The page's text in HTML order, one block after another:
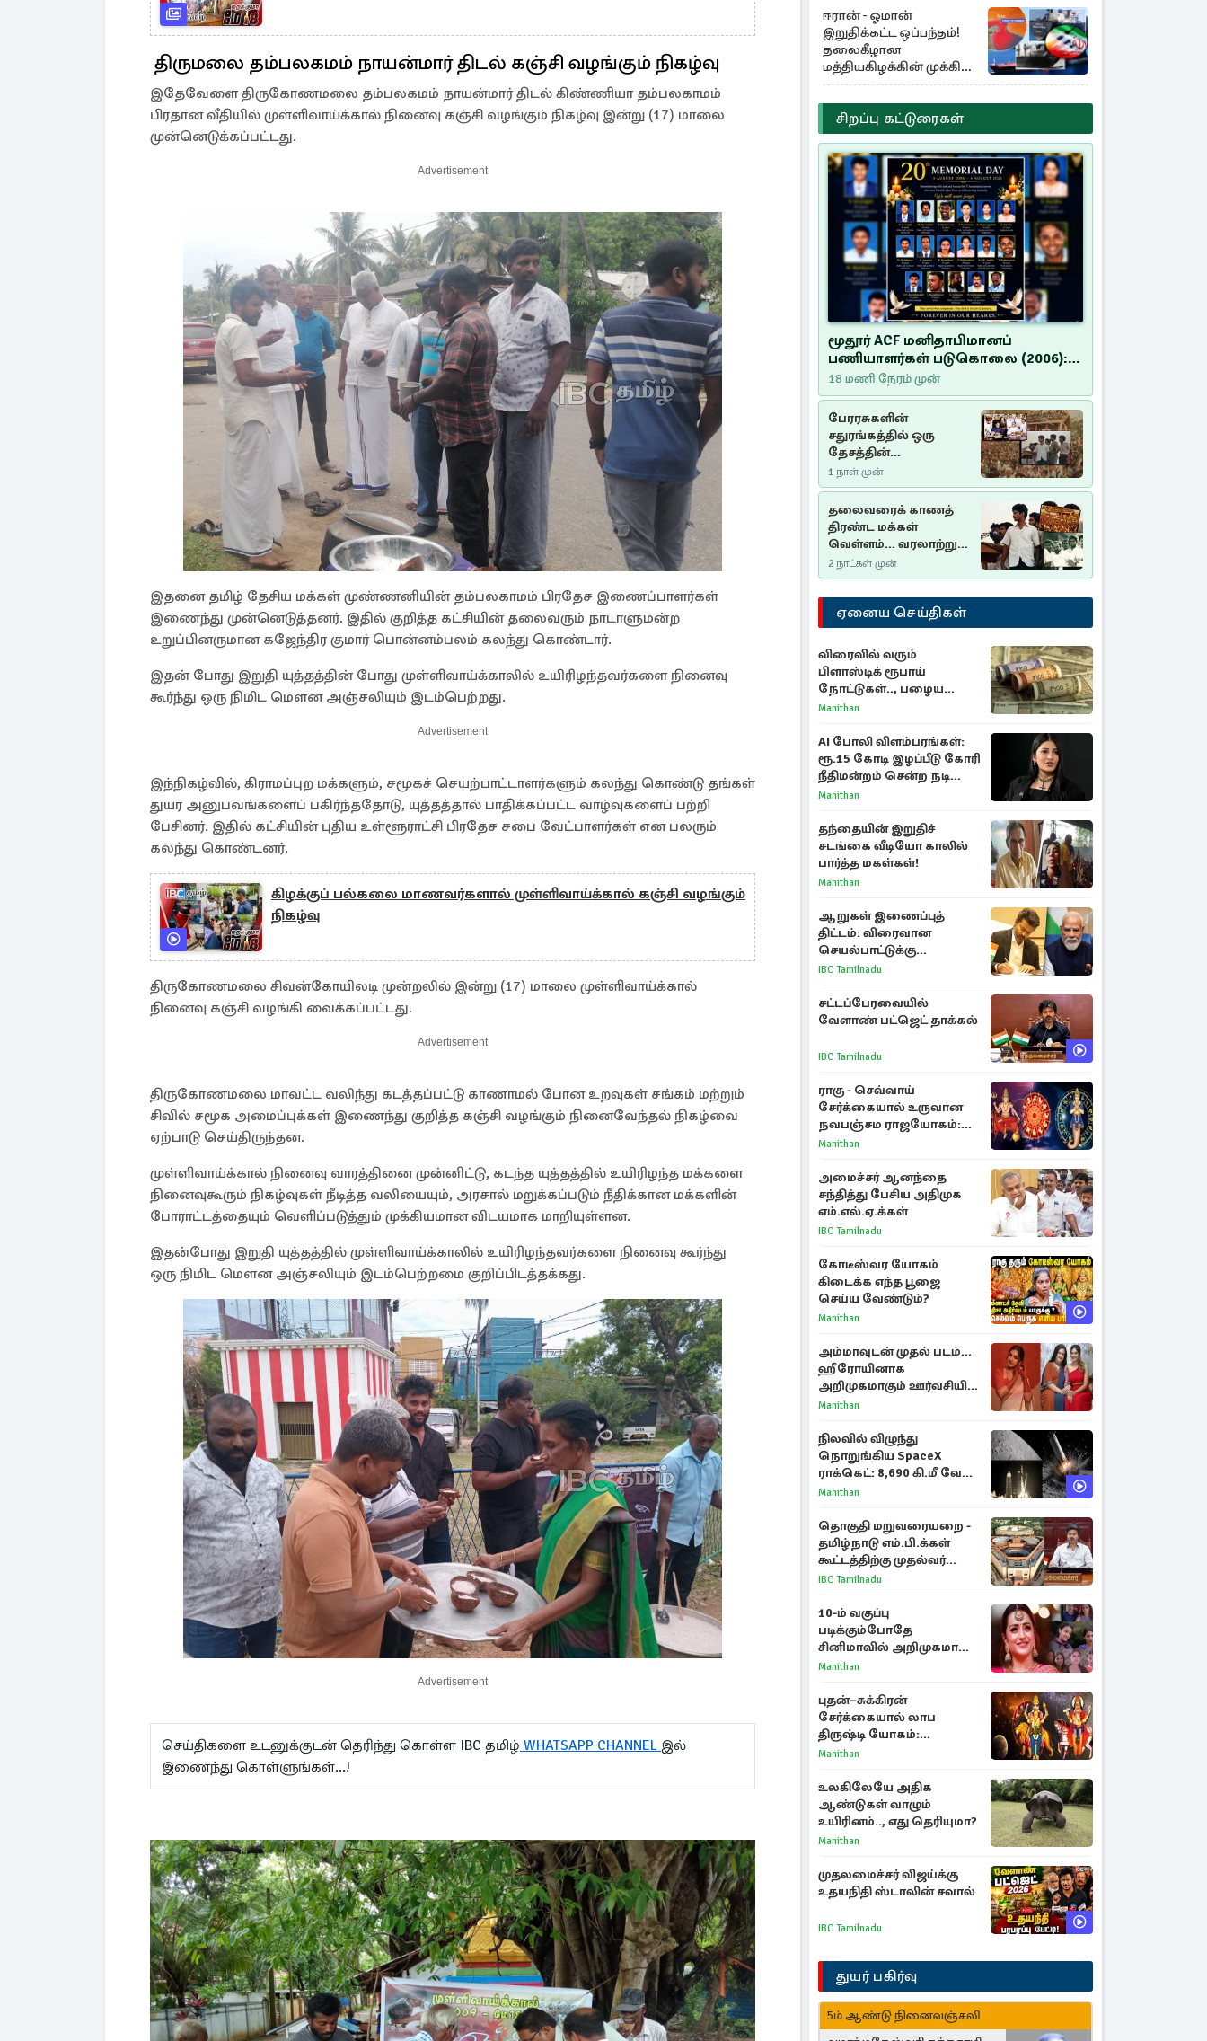
திருமலை தம்பலகமம் நாயன்மார் திடல் கஞ்சி வழங்கும் நிகழ்வு
இதேவேளை திருகோணமலை தம்பலகமம் நாயன்மார் திடல் கிண்ணியா தம்பலகாமம்
பிரதான வீதியில் முள்ளிவாய்க்கால் நினைவு கஞ்சி வழங்கும் நிகழ்வு இன்று (17) மாலை
முன்னெடுக்கப்பட்டது.
Advertisement
இதனை தமிழ் தேசிய மக்கள் முண்ணனியின் தம்பலகாமம் பிரதேச இணைப்பாளர்கள்
இணைந்து முன்னெடுத்தனர். இதில் குறித்த கட்சியின் தலைவரும் நாடாளுமன்ற
உறுப்பினருமான கஜேந்திர குமார் பொன்னம்பலம் கலந்து கொண்டார்.
இதன் போது இறுதி யுத்தத்தின் போது முள்ளிவாய்க்காலில் உயிரிழந்தவர்களை நினைவு
கூர்ந்து ஒரு நிமிட மௌன அஞ்சலியும் இடம்பெற்றது.
Advertisement
இந்நிகழ்வில், கிராமப்புற மக்களும், சமூகச் செயற்பாட்டாளர்களும் கலந்து கொண்டு தங்கள்
துயர அனுபவங்களைப் பகிர்ந்ததோடு, யுத்தத்தால் பாதிக்கப்பட்ட வாழ்வுகளைப் பற்றி
பேசினர். இதில் கட்சியின் புதிய உள்ளூராட்சி பிரதேச சபை வேட்பாளர்கள் என பலரும்
கலந்து கொண்டனர்.
கிழக்குப் பல்கலை மாணவர்களால் முள்ளிவாய்க்கால் கஞ்சி வழங்கும்
நிகழ்வு
திருகோணமலை சிவன்கோயிலடி முன்றலில் இன்று (17) மாலை முள்ளிவாய்க்கால்
நினைவு கஞ்சி வழங்கி வைக்கப்பட்டது.
Advertisement
திருகோணமலை மாவட்ட வலிந்து கடத்தப்பட்டு காணாமல் போன உறவுகள் சங்கம் மற்றும்
சிவில் சமூக அமைப்புக்கள் இணைந்து குறித்த கஞ்சி வழங்கும் நினைவேந்தல் நிகழ்வை
ஏற்பாடு செய்திருந்தன.
முள்ளிவாய்க்கால் நினைவு வாரத்தினை முன்னிட்டு, கடந்த யுத்தத்தில் உயிரிழந்த மக்களை
நினைவுகூரும் நிகழ்வுகள் நீடித்த வலியையும், அரசால் மறுக்கப்படும் நீதிக்கான மக்களின்
போராட்டத்தையும் வெளிப்படுத்தும் முக்கியமான விடயமாக மாறியுள்ளன.
இதன்போது இறுதி யுத்தத்தில் முள்ளிவாய்க்காலில் உயிரிழந்தவர்களை நினைவு கூர்ந்து
ஒரு நிமிட மௌன அஞ்சலியும் இடம்பெற்றமை குறிப்பிடத்தக்கது.
Advertisement
செய்திகளை உடனுக்குடன் தெரிந்து கொள்ள IBC தமிழ் WHATSAPP CHANNEL இல்
இணைந்து கொள்ளுங்கள்...!
ஈரான் - ஓமான்
இறுதிக்கட்ட ஒப்பந்தம்!
தலைகீழான
மத்தியகிழக்கின் முக்கிய
பங்கு குறியீடுகள்
சிறப்பு கட்டுரைகள்
மூதூர் ACF மனிதாபிமானப்
பணியாளர்கள் படுகொலை (2006):
20 ஆண்டுகளாகியும் நீதி
மறுக்கப்பட்ட மனிதாபிமானப்
பேரவலம்
18 மணி நேரம் முன்
பேரரசுகளின்
சதுரங்கத்தில் ஒரு
தேசத்தின்
தீர்க்கதரிசனம் :
சுதுமலை பிரகடனம்
ஒரு வரலாற்றுப் பாடம்
1 நாள் முன்
தலைவரைக் காணத்
திரண்ட மக்கள்
வெள்ளம்... வரலாற்றுச்
சிறப்புமிக்க சுதுமலைப்
பிரகடனம்…
2 நாட்கள் முன்
ஏனைய செய்திகள்
விரைவில் வரும்
பிளாஸ்டிக் ரூபாய்
நோட்டுகள்.., பழைய
காகித நோட்டுகள்
Manithan
AI போலி விளம்பரங்கள்:
ரூ.15 கோடி இழப்பீடு கோரி
நீதிமன்றம் சென்ற நடிகை
ஸ்ருதி ஹாசன்!
Manithan
தந்தையின் இறுதிச்
சடங்கை வீடியோ காலில்
பார்த்த மகள்கள்!
Manithan
ஆறுகள் இணைப்புத்
திட்டம்: விரைவான
செயல்பாட்டுக்கு
பிரதமருக்கு முதலமைச்சர்
IBC Tamilnadu
சட்டப்பேரவையில்
வேளாண் பட்ஜெட் தாக்கல்
IBC Tamilnadu
ராகு - செவ்வாய்
சேர்க்கையால் உருவான
நவபஞ்சம ராஜயோகம்:
அதிர்ஷ்டம் பெறும் 3
Manithan
அமைச்சர் ஆனந்தை
சந்தித்து பேசிய அதிமுக
எம்.எல்.ஏ.க்கள்
IBC Tamilnadu
கோடீஸ்வர யோகம்
கிடைக்க எந்த பூஜை
செய்ய வேண்டும்?
Manithan
அம்மாவுடன் முதல் படம்...
ஹீரோயினாக
அறிமுகமாகும் ஊர்வசியின்
மகள் தேஜலட்சுமி!
Manithan
நிலவில் விழுந்து
நொறுங்கிய SpaceX
ராக்கெட்: 8,690 கி.மீ வேக
மோதலால் உருவான புதிய
Manithan
தொகுதி மறுவரையறை -
தமிழ்நாடு எம்.பி.க்கள்
கூட்டத்திற்கு முதல்வர்
விஜய் அழைப்பு
IBC Tamilnadu
10-ம் வகுப்பு
படிக்கும்போதே
சினிமாவில் அறிமுகமான
த்ரிஷா! உண்மையை
காந்தி
Manithan
புதன்–சுக்கிரன்
சேர்க்கையால் லாப
திருஷ்டி யோகம்:
அதிர்ஷ்டம் பெறும் டாப் 3
Manithan
உலகிலேயே அதிக
ஆண்டுகள் வாழும்
உயிரினம்.., எது தெரியுமா?
Manithan
முதலமைச்சர் விஜய்க்கு
உதயநிதி ஸ்டாலின் சவால்
IBC Tamilnadu
துயர் பகிர்வு
5ம் ஆண்டு நினைவஞ்சலி